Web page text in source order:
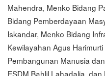
Mahendra, Menko Bidang
Bidang Pemberdayaan
Iskandar, Menko Bidang
Kewilayahan Agus
Pembangunan Manusia
ESDM Bahlil Lahadalia,